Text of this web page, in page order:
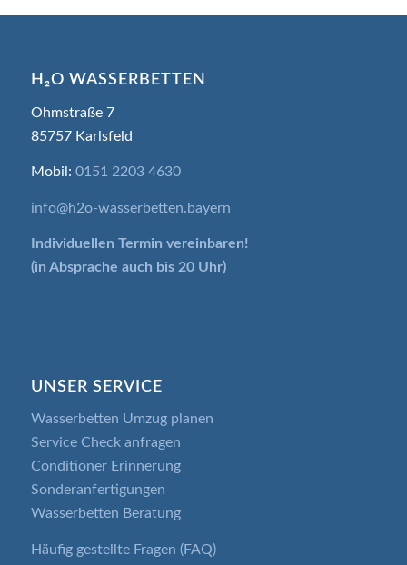
H₂O WASSERBETTEN
Ohmstraße 7
85757 Karlsfeld
Mobil: 0151 2203 4630
info@h2o-wasserbetten.bayern
Individuellen Termin vereinbaren!
(in Absprache auch bis 20 Uhr)
UNSER SERVICE
Wasserbetten Umzug planen
Service Check anfragen
Conditioner Erinnerung
Sonderanfertigungen
Wasserbetten Beratung
Häufig gestellte Fragen (FAQ)